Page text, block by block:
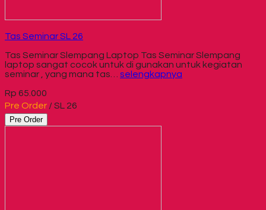
Tas Seminar SL 26
Tas Seminar Slempang Laptop Tas Seminar Slempang
laptop sangat cocok untuk di gunakan untuk kegiatan
seminar , yang mana tas… selengkapnya
Rp 65.000
Pre Order / SL 26
Pre Order